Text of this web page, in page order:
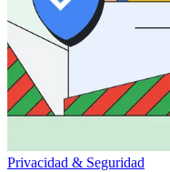
Privacidad & Seguridad